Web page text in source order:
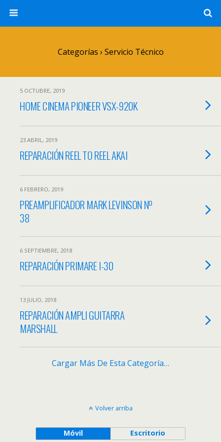
Categorías › Servicio Técnico
5 OCTUBRE, 2019
HOME CINEMA PIONEER VSX-920K
23 ABRIL, 2019
REPARACIÓN REEL TO REEL AKAI
6 FEBRERO, 2019
PREAMPLIFICADOR MARK LEVINSON Nº
38
6 SEPTIEMBRE, 2018
REPARACIÓN PRIMARE I-30
13 JULIO, 2018
REPARACIÓN AMPLI GUITARRA
MARSHALL
Cargar Más De Esta Categoría…
Volver arriba
Móvil Escritorio